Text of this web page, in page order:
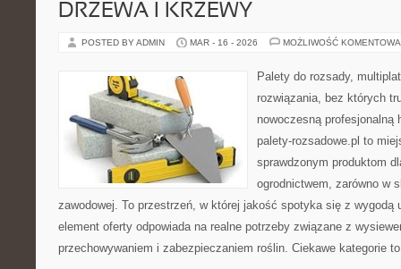
DRZEWA I KRZEWY
POSTED BY ADMIN MAR - 16 - 2026 MOŻLIWOŚĆ
Palety do rozsady,
rozwiązania, bez których
nowoczesną profesjonalną
palety-rozsadowe.pl to
sprawdzonym produktom
ogrodnictwem, zarówno w
zawodowej. To przestrzeń, w której jakość spotyka się z wygodą
element oferty odpowiada na realne potrzeby związane z
przechowywaniem i zabezpieczaniem roślin. Ciekawe kategorie